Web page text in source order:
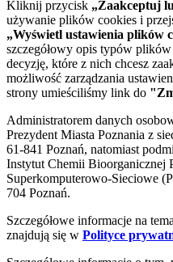
Kliknij przycisk „Zaakceptuj
używanie plików cookies i
„Wyświetl ustawienia plików
szczegółowy opis typów
decyzję, które z nich chcesz
możliwość zarządzania
strony umieściliśmy link do
Administratorem danych
Prezydent Miasta Poznania z
61-841 Poznań, natomiast
Instytut Chemii Bioorganicznej
Superkomputerowo-Sieciowe
704 Poznań.
Szczegółowe informacje na
znajdują się w Polityce